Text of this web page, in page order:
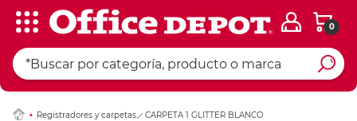
0
Registradores y carpetas CARPETA 1 GLITTER BLANCO
Ingresar Codigo